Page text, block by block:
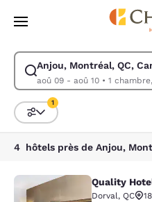
Passer à Contenu Principal
Anjou, Montréal, QC,
aoû 09 - aoû 10•
Modifiez la recherche pour
Trier et filtrer
1
Quality Hotel
Quality
Dorval, QC